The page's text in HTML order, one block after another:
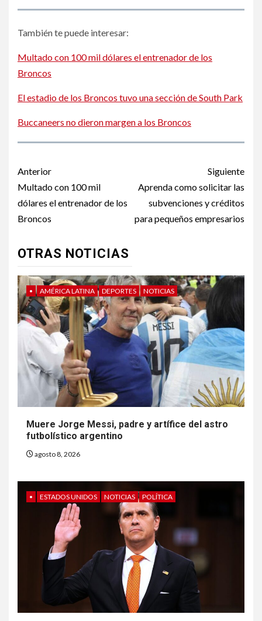
También te puede interesar:
Multado con 100 mil dólares el entrenador de los
Broncos
El estadio de los Broncos tuvo una sección de South Park
Buccaneers no dieron margen a los Broncos
Post
navigation
Anterior
Multado con 100 mil
dólares el entrenador de los
Broncos
Siguiente
Aprenda como solicitar las
subvenciones y créditos
para pequeños empresarios
OTRAS NOTICIAS
• AMÉRICA LATINA DEPORTES NOTICIAS
Muere Jorge Messi, padre y artífice del astro
futbolístico argentino
agosto 8, 2026
• ESTADOS UNIDOS NOTICIAS POLÍTICA
HOGAR Y SALUD
Gas radón exige atención de
compradores e inquilinos